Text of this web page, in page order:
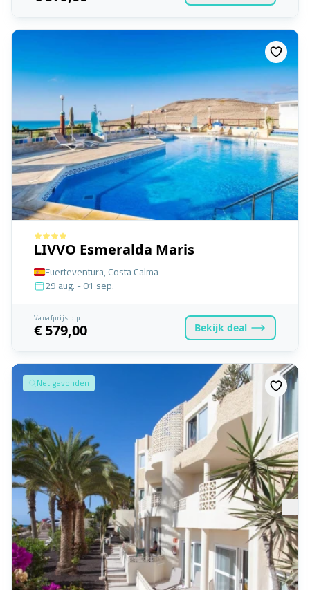
LIVVO Esmeralda Maris
Fuerteventura, Costa Calma
29 aug. - 01 sep.
Vanafprijs p.p.
€ 579,00 Bekijk deal
Net gevonden